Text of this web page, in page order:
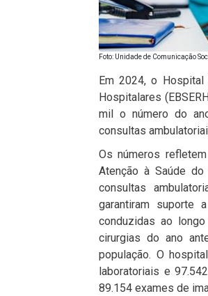
Foto: Unidade de Comunicação
Em 2024, o
Hospitalares
mil o número do
consultas
Os números
Atenção à Saúde
consultas
garantiram suporte
conduzidas ao
cirurgias do ano
população. O
laboratoriais e
89.154 exames de